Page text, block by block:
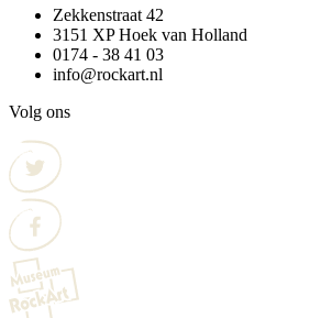
Zekkenstraat 42
3151 XP Hoek van Holland
0174 - 38 41 03
info@rockart.nl
Volg ons